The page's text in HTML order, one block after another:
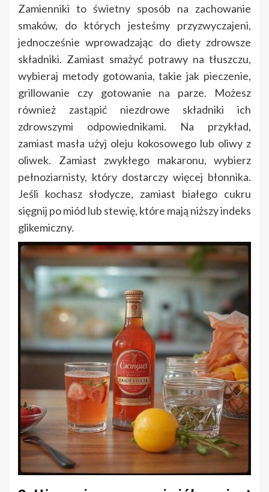
Zamienniki to świetny sposób na zachowanie
smaków, do których jesteśmy przyzwyczajeni,
jednocześnie wprowadzając do diety zdrowsze
składniki. Zamiast smażyć potrawy na tłuszczu,
wybieraj metody gotowania, takie jak pieczenie,
grillowanie czy gotowanie na parze. Możesz
również zastąpić niezdrowe składniki ich
zdrowszymi odpowiednikami. Na przykład,
zamiast masła użyj oleju kokosowego lub oliwy z
oliwek. Zamiast zwykłego makaronu, wybierz
pełnoziarnisty, który dostarczy więcej błonnika.
Jeśli kochasz słodycze, zamiast białego cukru
sięgnij po miód lub stewię, które mają niższy indeks
glikemiczny.